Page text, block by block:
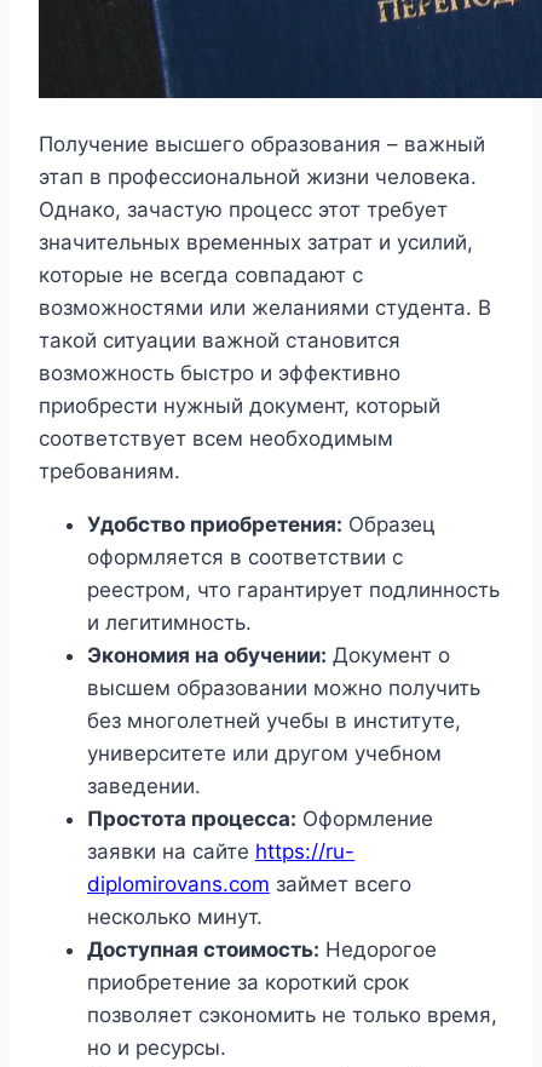
Получение высшего образования – важный
этап в профессиональной жизни человека.
Однако, зачастую процесс этот требует
значительных временных затрат и усилий,
которые не всегда совпадают с
возможностями или желаниями студента. В
такой ситуации важной становится
возможность быстро и эффективно
приобрести нужный документ, который
соответствует всем необходимым
требованиям.
Удобство приобретения: Образец
оформляется в соответствии с
реестром, что гарантирует подлинность
и легитимность.
Экономия на обучении: Документ о
высшем образовании можно получить
без многолетней учебы в институте,
университете или другом учебном
заведении.
Простота процесса: Оформление
заявки на сайте https://ru-
diplomirovans.com займет всего
несколько минут.
Доступная стоимость: Недорогое
приобретение за короткий срок
позволяет сэкономить не только время,
но и ресурсы.